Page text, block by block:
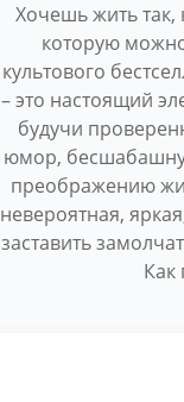
Хочешь жить так,
которую
культового
– это настоящий
будучи
юмор,
преображению
невероятная,
заставить
Как